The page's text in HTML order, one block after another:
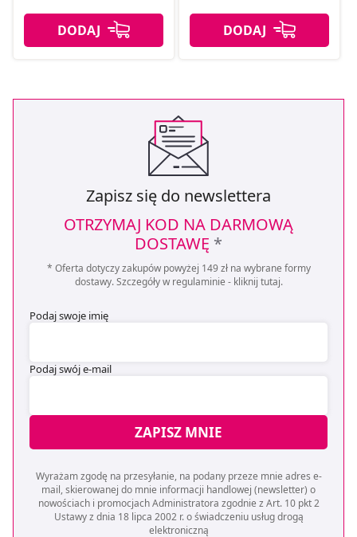
Zapisz się do newslettera
OTRZYMAJ KOD NA DARMOWĄ
DOSTAWĘ *
* Oferta dotyczy zakupów powyżej 149 zł na wybrane formy
dostawy. Szczegóły w regulaminie - kliknij tutaj.
Podaj swoje imię
Podaj swój e-mail
ZAPISZ MNIE
Wyrażam zgodę na przesyłanie, na podany przeze mnie adres e-
mail, skierowanej do mnie informacji handlowej (newsletter) o
nowościach i promocjach Administratora zgodnie z Art. 10 pkt 2
Ustawy z dnia 18 lipca 2002 r. o świadczeniu usług drogą
elektroniczną